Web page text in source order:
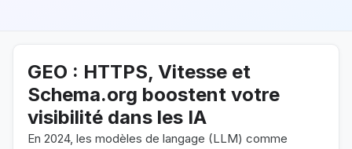
GEO : HTTPS, Vitesse et
Schema.org boostent votre
visibilité dans les IA
En 2024, les modèles de langage (LLM) comme